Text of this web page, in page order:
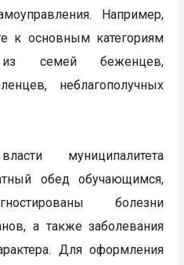
Например,
к основным категориям
семей беженцев,
неблагополучных
муниципалитета
обед обучающимся,
болезни
а также заболевания
Для оформления